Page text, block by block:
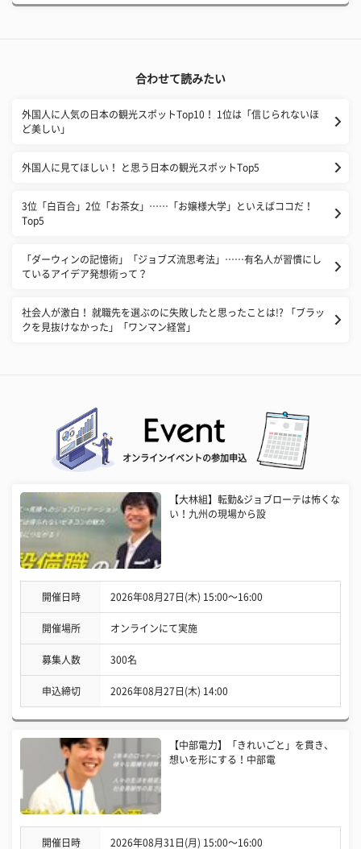
合わせて読みたい
外国人に人気の日本の観光スポットTop10！ 1位は「信じられないほ
ど美しい」
外国人に見てほしい！ と思う日本の観光スポットTop5
3位「白百合」2位「お茶女」……「お嬢様大学」といえばココだ！
Top5
「ダーウィンの記憶術」「ジョブズ流思考法」……有名人が習慣にし
ているアイデア発想術って？
社会人が激白！ 就職先を選ぶのに失敗したと思ったことは!? 「ブラッ
クを見抜けなかった」「ワンマン経営」
オンラインイベントの参加申込
【大林組】転勤&ジョブローテは怖くな
い！九州の現場から設
開催日時 2026年08月27日(木) 15:00〜16:00
開催場所 オンラインにて実施
募集人数 300名
申込締切 2026年08月27日(木) 14:00
【中部電力】「きれいごと」を貫き、
想いを形にする！中部電
開催日時 2026年08月31日(月) 15:00〜16:00